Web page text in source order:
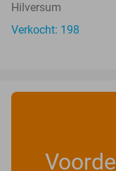
Hilversum
Verkocht: 198